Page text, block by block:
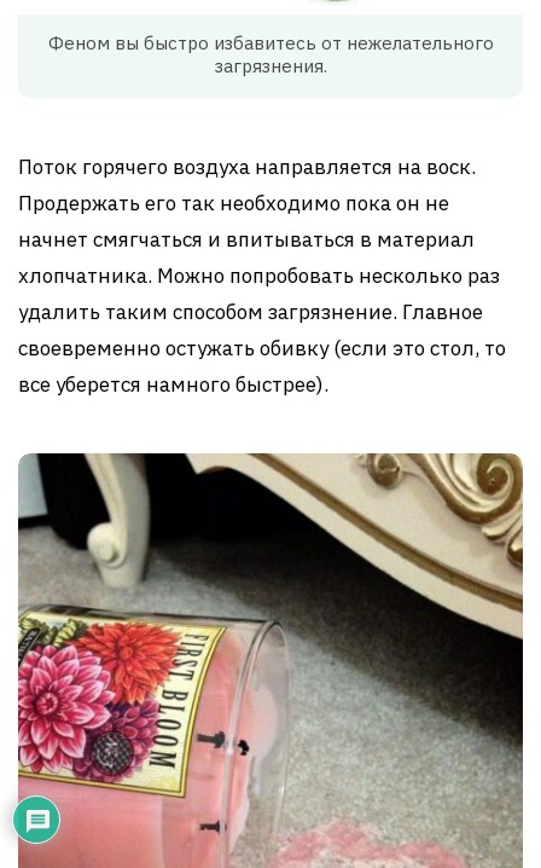
Феном вы быстро избавитесь от нежелательного
загрязнения.
Поток горячего воздуха направляется на воск.
Продержать его так необходимо пока он не
начнет смягчаться и впитываться в материал
хлопчатника. Можно попробовать несколько раз
удалить таким способом загрязнение. Главное
своевременно остужать обивку (если это стол, то
все уберется намного быстрее).